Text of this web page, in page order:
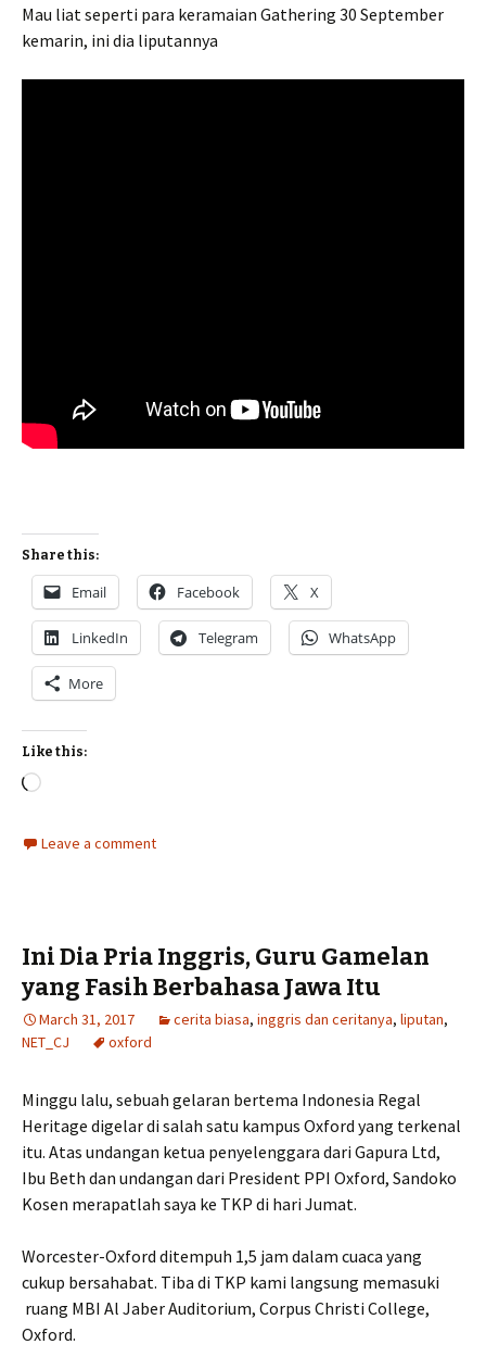
Mau liat seperti para keramaian Gathering 30 September
kemarin, ini dia liputannya
Share this:
Email Facebook X
LinkedIn Telegram WhatsApp
More
Like this:
Loading…
Leave a comment
Ini Dia Pria Inggris, Guru Gamelan
yang Fasih Berbahasa Jawa Itu
March 31, 2017 cerita biasa, inggris dan ceritanya, liputan,
NET_CJ
oxford
Minggu lalu, sebuah gelaran bertema Indonesia Regal
Heritage digelar di salah satu kampus Oxford yang terkenal
itu. Atas undangan ketua penyelenggara dari Gapura Ltd,
Ibu Beth dan undangan dari President PPI Oxford, Sandoko
Kosen merapatlah saya ke TKP di hari Jumat.
Worcester-Oxford ditempuh 1,5 jam dalam cuaca yang
cukup bersahabat. Tiba di TKP kami langsung memasuki
ruang MBI Al Jaber Auditorium, Corpus Christi College,
Oxford.